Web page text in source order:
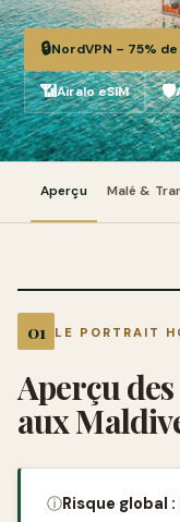
🔒NordVPN – 75%
📶Airalo eSIM 🛡️
Aperçu Malé &
LE PORTRAIT
Aperçu
aux
ⓘRisque global :